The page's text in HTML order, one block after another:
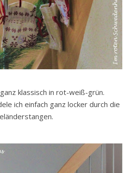
klassisch in rot-weiß-grün.
ich einfach ganz locker durch die